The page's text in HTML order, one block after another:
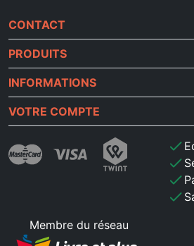
CONTACT
PRODUITS
INFORMATIONS
VOTRE COMPTE
check
check
check
check
Membre du réseau